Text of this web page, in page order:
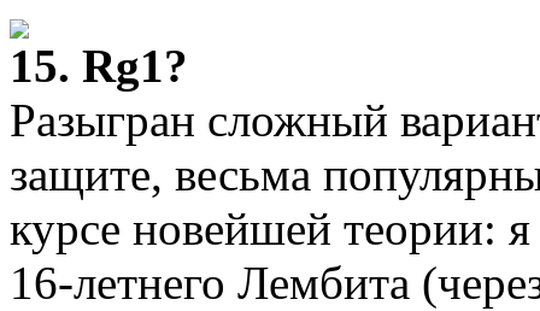
15. Rg1?
Разыгран сложный
защите, весьма
курсе новейшей теории:
16-летнего Лембита